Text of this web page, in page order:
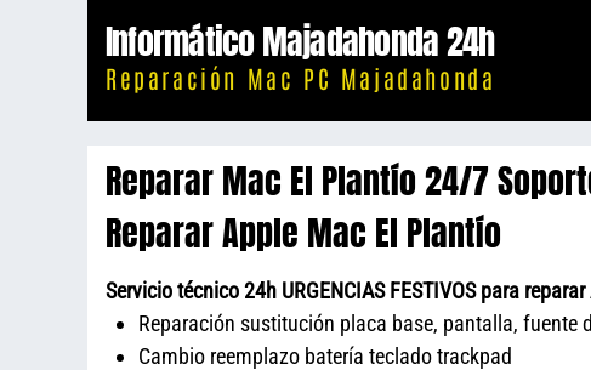
Informático Majadahonda 24h
Reparación Mac PC Majadahonda
Reparar Mac El Plantío 24/7
Reparar Apple Mac El Plantío
Servicio técnico 24h URGENCIAS FESTIVOS para
Reparación sustitución placa base, pantalla, fuente
Cambio reemplazo batería teclado trackpad